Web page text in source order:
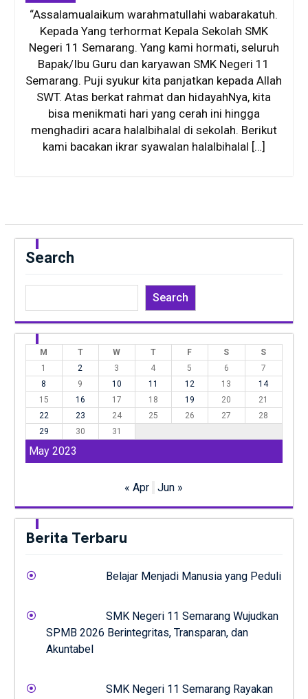
“Assalamualaikum warahmatullahi wabarakatuh.
Kepada Yang terhormat Kepala Sekolah SMK
Negeri 11 Semarang. Yang kami hormati, seluruh
Bapak/Ibu Guru dan karyawan SMK Negeri 11
Semarang. Puji syukur kita panjatkan kepada Allah
SWT. Atas berkat rahmat dan hidayahNya, kita
bisa menikmati hari yang cerah ini hingga
menghadiri acara halalbihalal di sekolah. Berikut
kami bacakan ikrar syawalan halalbihalal […]
Search
Search
May 2023
M T W T F S
S
1
2 3 4 5 6
7
8
9 10 11 12 13
14
15
16 17 18 19 20
21
22
23 24 25 26 27
28
29
30 31
« Apr Jun »
Berita Terbaru
Belajar Menjadi Manusia yang Peduli
SMK Negeri 11 Semarang Wujudkan
SPMB 2026 Berintegritas, Transparan, dan
Akuntabel
SMK Negeri 11 Semarang Rayakan